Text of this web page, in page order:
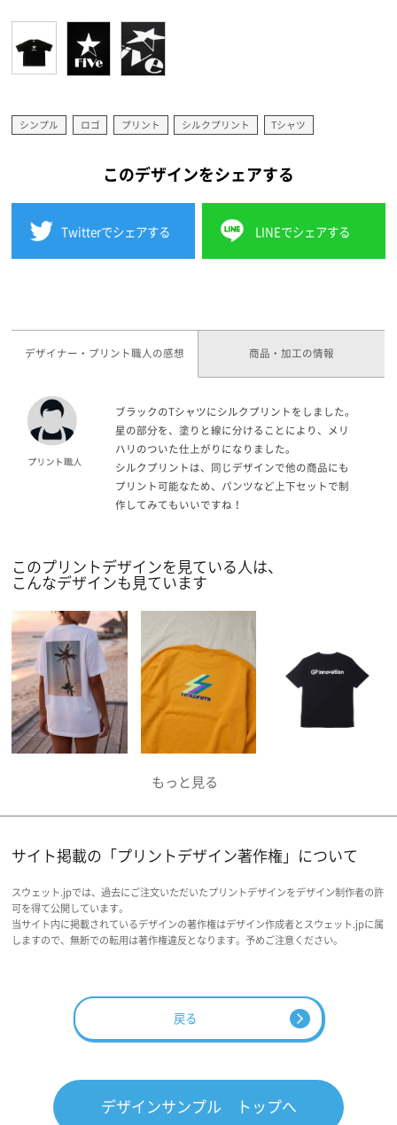
シンプル ロゴ プリント シルクプリント Tシャツ
このデザインをシェアする
Twitterでシェアする LINEでシェアする
デザイナー・プリント職人の感想 商品・加工の情報
ブラックのTシャツにシルクプリントをしました。
星の部分を、塗りと線に分けることにより、メリ
ハリのついた仕上がりになりました。
シルクプリントは、同じデザインで他の商品にも
プリント可能なため、パンツなど上下セットで制
作してみてもいいですね！
このプリントデザインを見ている人は、
こんなデザインも見ています
サイト掲載の「プリントデザイン著作権」について
スウェット.jpでは、過去にご注文いただいたプリントデザインをデザイン制作者の許
可を得て公開しています。
当サイト内に掲載されているデザインの著作権はデザイン作成者とスウェット.jpに属
しますので、無断での転用は著作権違反となります。予めご注意ください。
戻る
デザインサンプル トップへ